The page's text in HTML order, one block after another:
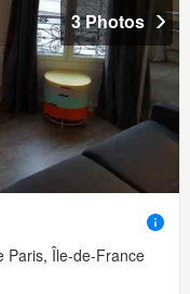
3 Photos
Paris, Île-de-France